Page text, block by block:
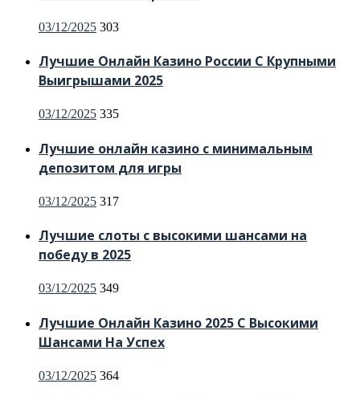
Posted
03/12/2025 303
Лучшие Онлайн Казино России С Крупными
Выигрышами 2025
Posted
03/12/2025 335
Лучшие онлайн казино с минимальным
депозитом для игры
Posted
03/12/2025 317
Лучшие слоты с высокими шансами на
победу в 2025
Posted
03/12/2025 349
Лучшие Онлайн Казино 2025 С Высокими
Шансами На Успех
Posted
03/12/2025 364